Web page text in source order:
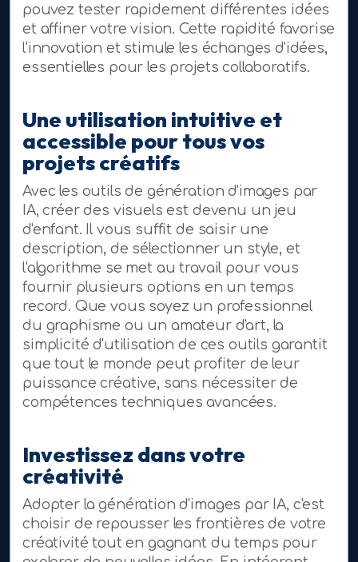
pouvez tester rapidement différentes idées
et affiner votre vision. Cette rapidité favorise
l'innovation et stimule les échanges d'idées,
essentielles pour les projets collaboratifs.
Une utilisation intuitive et
accessible pour tous vos
projets créatifs
Avec les outils de génération d'images par
IA, créer des visuels est devenu un jeu
d'enfant. Il vous suffit de saisir une
description, de sélectionner un style, et
l'algorithme se met au travail pour vous
fournir plusieurs options en un temps
record. Que vous soyez un professionnel
du graphisme ou un amateur d'art, la
simplicité d'utilisation de ces outils garantit
que tout le monde peut profiter de leur
puissance créative, sans nécessiter de
compétences techniques avancées.
Investissez dans votre
créativité
Adopter la génération d'images par IA, c'est
choisir de repousser les frontières de votre
créativité tout en gagnant du temps pour